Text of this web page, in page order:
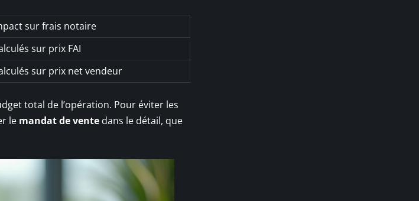
sur frais notaire
sur prix FAI
sur prix net vendeur
total de l’opération. Pour éviter les
le mandat de vente dans le détail, que